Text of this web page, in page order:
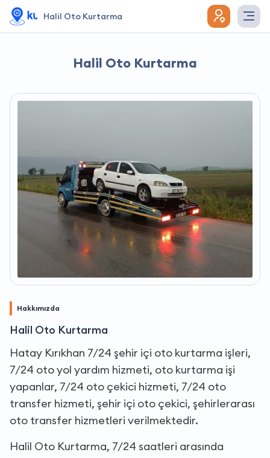
Halil Oto Kurtarma
Halil Oto Kurtarma
Hakkımızda
Halil Oto Kurtarma
Hatay Kırıkhan 7/24 şehir içi oto kurtarma işleri,
7/24 oto yol yardım hizmeti, oto kurtarma işi
yapanlar, 7/24 oto çekici hizmeti, 7/24 oto
transfer hizmeti, şehir içi oto çekici, şehirlerarası
oto transfer hizmetleri verilmektedir.
Halil Oto Kurtarma, 7/24 saatleri arasında